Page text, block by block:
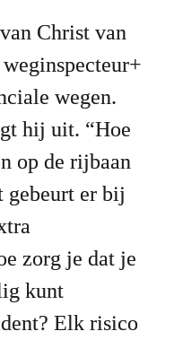
Christ van
wegen.
hij uit. “Hoe
op de rijbaan
gebeurt er bij
zorg je dat je
kunt
Elk risico